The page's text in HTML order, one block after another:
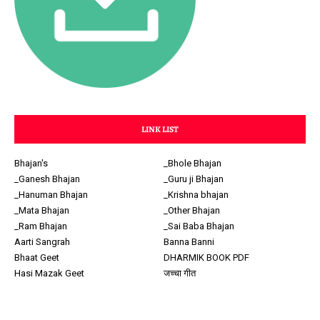
LINK LIST
Bhajan's
_Bhole Bhajan
_Ganesh Bhajan
_Guru ji Bhajan
_Hanuman Bhajan
_Krishna bhajan
_Mata Bhajan
_Other Bhajan
_Ram Bhajan
_Sai Baba Bhajan
Aarti Sangrah
Banna Banni
Bhaat Geet
DHARMIK BOOK PDF
Hasi Mazak Geet
जच्चा गीत